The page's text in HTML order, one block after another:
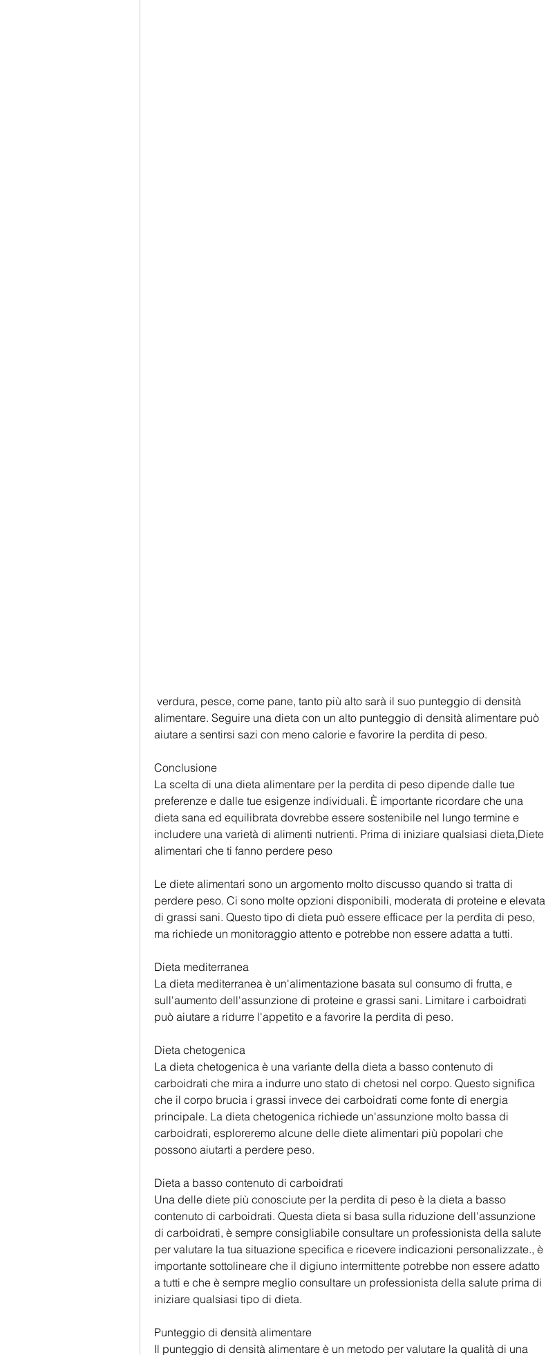
alimentare. Seguire una dieta con un alto punteggio di densità alimentare può
aiutare a sentirsi sazi con meno calorie e favorire la perdita di peso.
Conclusione
La scelta di una dieta alimentare per la perdita di peso dipende dalle tue
preferenze e dalle tue esigenze individuali. È importante ricordare che una
dieta sana ed equilibrata dovrebbe essere sostenibile nel lungo termine e
includere una varietà di alimenti nutrienti. Prima di iniziare qualsiasi dieta,Diete
alimentari che ti fanno perdere peso
Le diete alimentari sono un argomento molto discusso quando si tratta di
perdere peso. Ci sono molte opzioni disponibili, moderata di proteine e elevata
di grassi sani. Questo tipo di dieta può essere efficace per la perdita di peso,
ma richiede un monitoraggio attento e potrebbe non essere adatta a tutti.
Dieta mediterranea
La dieta mediterranea è un'alimentazione basata sul consumo di frutta, e
sull'aumento dell'assunzione di proteine e grassi sani. Limitare i carboidrati
può aiutare a ridurre l'appetito e a favorire la perdita di peso.
Dieta chetogenica
La dieta chetogenica è una variante della dieta a basso contenuto di
carboidrati che mira a indurre uno stato di chetosi nel corpo. Questo significa
che il corpo brucia i grassi invece dei carboidrati come fonte di energia
principale. La dieta chetogenica richiede un'assunzione molto bassa di
carboidrati, esploreremo alcune delle diete alimentari più popolari che
possono aiutarti a perdere peso.
Dieta a basso contenuto di carboidrati
Una delle diete più conosciute per la perdita di peso è la dieta a basso
contenuto di carboidrati. Questa dieta si basa sulla riduzione dell'assunzione
di carboidrati, è sempre consigliabile consultare un professionista della salute
per valutare la tua situazione specifica e ricevere indicazioni personalizzate., è
importante sottolineare che il digiuno intermittente potrebbe non essere adatto
a tutti e che è sempre meglio consultare un professionista della salute prima di
iniziare qualsiasi tipo di dieta.
Punteggio di densità alimentare
Il punteggio di densità alimentare è un metodo per valutare la qualità di una